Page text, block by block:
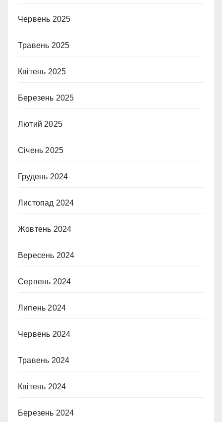
Червень 2025
Травень 2025
Квітень 2025
Березень 2025
Лютий 2025
Січень 2025
Грудень 2024
Листопад 2024
Жовтень 2024
Вересень 2024
Серпень 2024
Липень 2024
Червень 2024
Травень 2024
Квітень 2024
Березень 2024